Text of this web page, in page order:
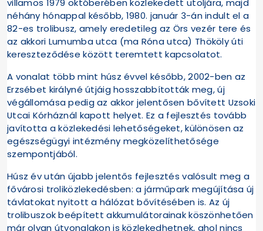
néhány hónappal később, 1980. január 3-án indult el a
82-es trolibusz, amely eredetileg az Örs vezér tere és
az akkori Lumumba utca (ma Róna utca) Thököly úti
kereszteződése között teremtett kapcsolatot.
A vonalat több mint húsz évvel később, 2002-ben az
Erzsébet királyné útjáig hosszabbították meg, új
végállomása pedig az akkor jelentősen bővített Uzsoki
Utcai Kórháznál kapott helyet. Ez a fejlesztés tovább
javította a közlekedési lehetőségeket, különösen az
egészségügyi intézmény megközelíthetősége
szempontjából.
Húsz év után újabb jelentős fejlesztés valósult meg a
fővárosi troliközlekedésben: a járműpark megújítása új
távlatokat nyitott a hálózat bővítésében is. Az új
trolibuszok beépített akkumulátorainak köszönhetően
már olyan útvonalakon is közlekedhetnek, ahol nincs